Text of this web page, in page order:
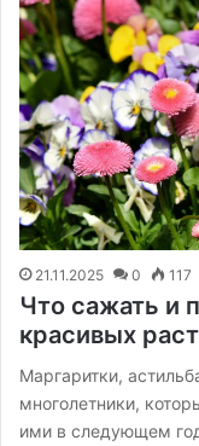
21.11.2025 0 117
Что сажать и
красивых
Маргаритки,
многолетники,
ими в следующем